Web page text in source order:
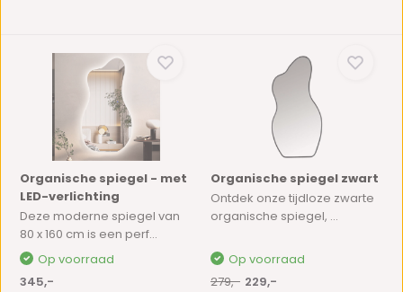
Organische spiegel - met
LED-verlichting
Deze moderne spiegel van
80 x 160 cm is een perf...
Op voorraad
345,-
Organische spiegel zwart
Ontdek onze tijdloze zwarte
organische spiegel, ...
Op voorraad
279,- 229,-